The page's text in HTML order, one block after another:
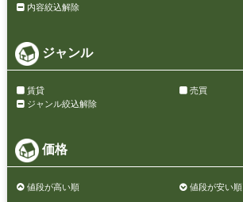
内容絞込解除
ジャンル
賃貸
売買
ジャンル絞込解除
価格
値段が高い順 値段が安い順